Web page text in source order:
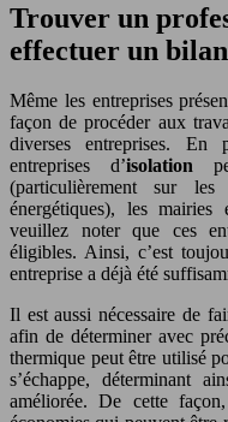
Trouver un
effectuer un
Même les entreprises
façon de procéder aux
diverses entreprises. En
entreprises d’isolation
(particulièrement sur
énergétiques), les mairies
veuillez noter que ces
éligibles. Ainsi, c’est
entreprise a déjà été
Il est aussi nécessaire de
afin de déterminer avec
thermique peut être utilisé
s’échappe, déterminant
améliorée. De cette